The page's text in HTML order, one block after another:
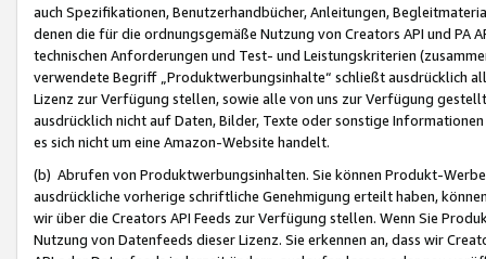
auch Spezifikationen, Benutzerhandbücher, Anleitungen,
denen die für die ordnungsgemäße Nutzung von Creators API und PA
technischen Anforderungen und Test- und Leistungskriterien
verwendete Begriff „Produktwerbungsinhalte“ schließt ausdrücklich
Lizenz zur Verfügung stellen, sowie alle von uns zur Verfügung
ausdrücklich nicht auf Daten, Bilder, Texte oder sonstige
es sich nicht um eine Amazon-Website handelt.
(b) Abrufen von Produktwerbungsinhalten. Sie können Produkt-
ausdrückliche vorherige schriftliche Genehmigung erteilt haben,
wir über die Creators API Feeds zur Verfügung stellen. Wenn Sie
Nutzung von Datenfeeds dieser Lizenz. Sie erkennen an, dass wir